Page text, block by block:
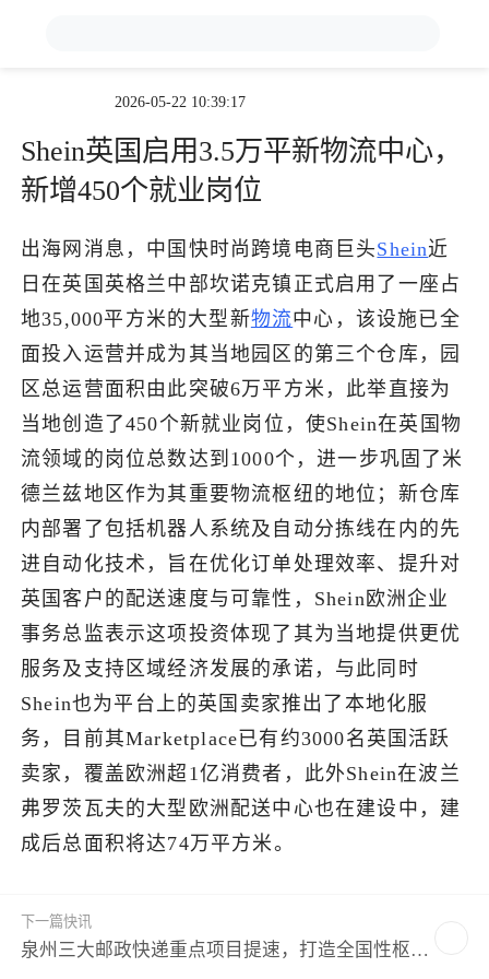
出海服务
出海资讯
跨境报告
出海导航
出海交流群
了解出海网
2026-05-22 10:39:17
Shein英国启用3.5万平新物流中心，
新增450个就业岗位
出海网消息，中国快时尚跨境电商巨头Shein近
日在英国英格兰中部坎诺克镇正式启用了一座占
地35,000平方米的大型新物流中心，该设施已全
面投入运营并成为其当地园区的第三个仓库，园
区总运营面积由此突破6万平方米，此举直接为
当地创造了450个新就业岗位，使Shein在英国物
流领域的岗位总数达到1000个，进一步巩固了米
德兰兹地区作为其重要物流枢纽的地位；新仓库
内部署了包括机器人系统及自动分拣线在内的先
进自动化技术，旨在优化订单处理效率、提升对
英国客户的配送速度与可靠性，Shein欧洲企业
事务总监表示这项投资体现了其为当地提供更优
服务及支持区域经济发展的承诺，与此同时
Shein也为平台上的英国卖家推出了本地化服
务，目前其Marketplace已有约3000名英国活跃
卖家，覆盖欧洲超1亿消费者，此外Shein在波兰
弗罗茨瓦夫的大型欧洲配送中心也在建设中，建
成后总面积将达74万平方米。
友参考学习。如发现本站内容存在版权问题，烦请提供版权疑问、身份
证明、版权证明、联系方式等发邮件至jechynwu@chwang.com
下一篇快讯
泉州三大邮政快递重点项目提速，打造全国性枢纽